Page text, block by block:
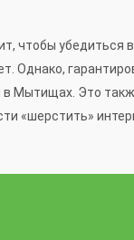
чтобы убедиться
Однако,
в Мытищах. Это
«шерстить»